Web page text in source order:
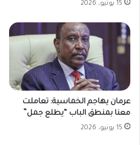
15 يونيو، 2026
عرمان يهاجم الخماسية: تعاملت
معنا بمنطق الباب “يطلع جمل”
15 يونيو، 2026